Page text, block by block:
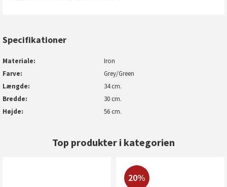
Specifikationer
Materiale
Iron
Farve
Grey/Green
Længde
34 cm.
Bredde
30 cm.
Højde
56 cm.
Top produkter i kategorien
20%